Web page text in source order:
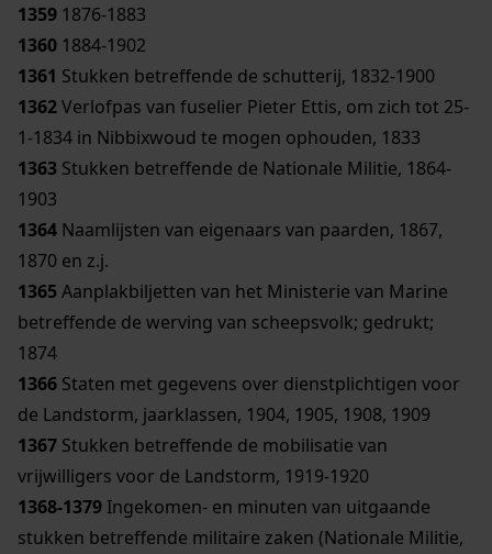
1359 1876-1883
1360 1884-1902
1361 Stukken betreffende de schutterij, 1832-1900
1362Verlofpas van fuselier Pieter Ettis, om zich tot 25-
1-1834 in Nibbixwoud te mogen ophouden, 1833
1363 Stukken betreffende de Nationale Militie, 1864-
1903
1364 Naamlijsten van eigenaars van paarden, 1867,
1870 en z.j.
1365Aanplakbiljetten van het Ministerie van Marine
betreffende de werving van scheepsvolk; gedrukt;
1874
1366 Staten met gegevens over dienstplichtigen voor
de Landstorm, jaarklassen, 1904, 1905, 1908, 1909
1367 Stukken betreffende de mobilisatie van
vrijwilligers voor de Landstorm, 1919-1920
1368-1379 Ingekomen- en minuten van uitgaande
stukken betreffende militaire zaken (Nationale Militie,